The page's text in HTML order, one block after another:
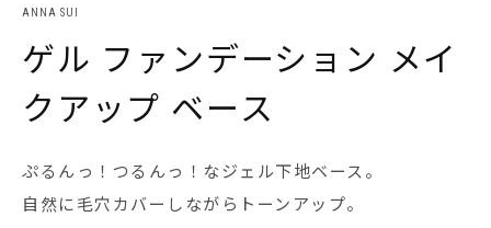
ANNA SUI
ゲル ファンデーション メイ
クアップ ベース
ぷるんっ！つるんっ！なジェル下地ベース。
自然に毛穴カバーしながらトーンアップ。